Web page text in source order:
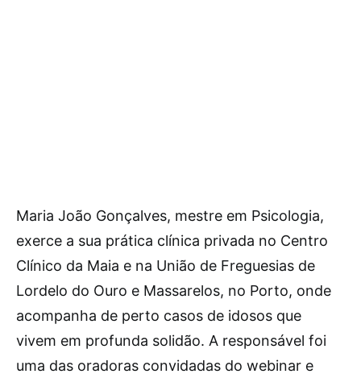
Maria João Gonçalves, mestre em Psicologia,
exerce a sua prática clínica privada no Centro
Clínico da Maia e na União de Freguesias de
Lordelo do Ouro e Massarelos, no Porto, onde
acompanha de perto casos de idosos que
vivem em profunda solidão. A responsável foi
uma das oradoras convidadas do webinar e